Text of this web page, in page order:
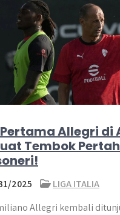
Allegri di
Tembok
2025
LIGA ITALIA
Allegri kembali